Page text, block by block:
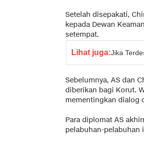
Setelah disepakati,
kepada Dewan
setempat.
Lihat juga:Jika
Sebelumnya, AS dan
diberikan bagi Korut.
mementingkan dialog
Para diplomat AS
pelabuhan-pelabuhan